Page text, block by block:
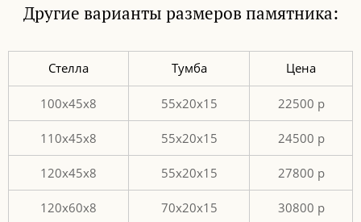
Другие варианты размеров памятника:
Стелла Тумба Цена
100х45х8 55х20х15 22500 р
110х45х8 55х20х15 24500 р
120х45х8 55х20х15 27800 р
120х60х8 70х20х15 30800 р